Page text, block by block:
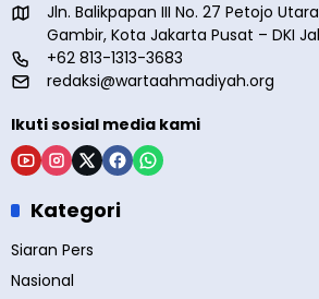
Jln. Balikpapan III No. 27 Petojo
Gambir, Kota Jakarta Pusat – DKI
+62 813-1313-3683
redaksi@wartaahmadiyah.org
Ikuti sosial media kami
Kategori
Siaran Pers
Nasional